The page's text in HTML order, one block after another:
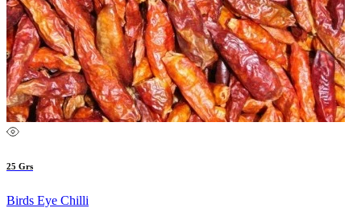
25 Grs
Birds Eye Chilli